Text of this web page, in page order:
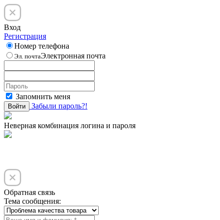
Вход
Регистрация
Номер телефона
Эл. почтаЭлектронная почта
Запомнить меня
Войти Забыли пароль?!
Неверная комбинация логина и пароля
Обратная связь
Тема сообщения: